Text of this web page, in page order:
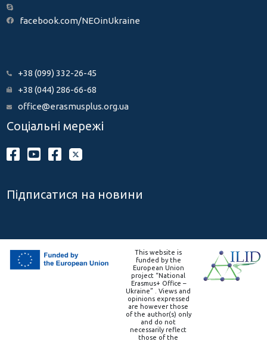
facebook.com/NEOinUkraine
+38 (099) 332-26-45
+38 (044) 286-66-68
office@erasmusplus.org.ua
Соціальні мережі
Підписатися на новини
This website is
funded by the
European Union
project “National
Erasmus+ Office –
Ukraine” . Views and
opinions expressed
are however those
of the author(s) only
and do not
necessarily reflect
those of the